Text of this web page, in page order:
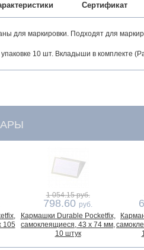
Сертификат
для маркировки. Подходят для
10 шт. Вкладыши в комплекте
105
1 054.15 руб.
798.60 руб.
Кармашки Durable Pocketfix,
самоклеящиеся, 43 x 74 мм,
10 штук